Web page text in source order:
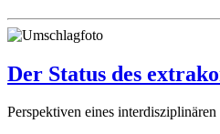
Der Status des
Perspektiven eines interdisziplinären